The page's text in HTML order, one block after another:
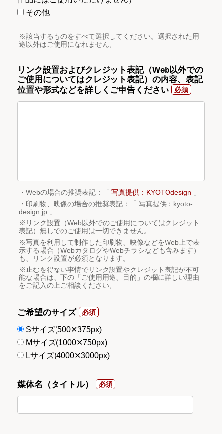
その他
※該当するものをすべて選択してください。選択された用
途以外はご使用になれません。
リンク設置およびクレジット表記（Web以外での
ご使用についてはクレジット表記）の内容、表記
位置や形式などを詳しくご申告ください
・Webの場合の推奨表記：「 写真提供：KYOTOdesign 」
・印刷物、映像の場合の推奨表記：「 写真提供：kyoto-
design.jp 」
※リンク設置（Web以外でのご使用についてはクレジット
表記）無しでのご使用は一切できません。
※写真を利用して制作した印刷物、映像などをWeb上で表
示する場合（WebカタログやWebチラシなども含みます）
も、リンク設置が必須となります。
※止むを得ない事情でリンク設置やクレジット表記が不可
能な場合は、下の「ご使用用途、目的」の欄に詳しい理由
をご記入の上ご相談ください。
ご希望のサイズ
Sサイズ(500✕375px)
Mサイズ(1000✕750px)
Lサイズ(4000✕3000px)
媒体名（タイトル）